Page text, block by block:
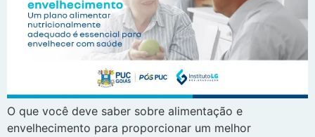
O que você deve saber sobre alimentação e
envelhecimento para proporcionar um melhor